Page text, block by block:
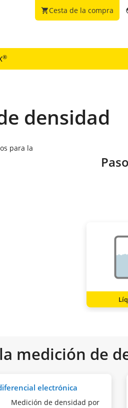
shopping_cartCesta de la compra
®
densidad
para la
medición de
electrónica
Medición de densidad por